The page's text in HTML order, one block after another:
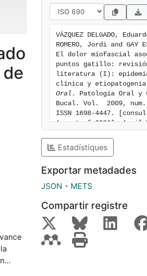
VÁZQUEZ DELGADO,
ROMERO, Jordi and GAY
El dolor miofascial
puntos gatillo:
literatura (I):
clínica y
Oral . Patología Oral y
Bucal. Vol.  2009,
ISSN 1698-4447.
August of 2026].
Estadístiques
Exportar metadades
JSON - METS
Compartir registre